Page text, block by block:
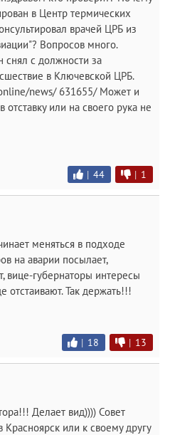
в Центр термических
врачей ЦРБ из
Вопросов много.
снял с должности за
в Ключевской ЦРБ.
news/ 631655/ Может и
отставку или на своего рука не
| 44 | 1
меняться в подходе
на аварии посылает,
вице-губернаторы интересы
отстаивают. Так держать!!!
| 18 | 13
Делает вид)))) Совет
Красноярск или к своему другу